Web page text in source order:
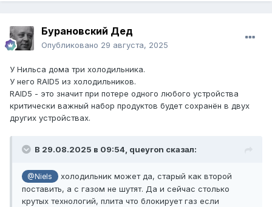
Бурановский Дед
Опубликовано 29 августа, 2025
У Нильса дома три холодильника.
У него RAID5 из холодильников.
RAID5 - это значит при потере одного любого устройства
критически важный набор продуктов будет сохранён в двух
других устройствах.
В 29.08.2025 в 09:54, queyron сказал:
@Niels
холодильник может да, старый как второй
поставить, а с газом не шутят. Да и сейчас столько
крутых технологий, плита что блокирует газ если